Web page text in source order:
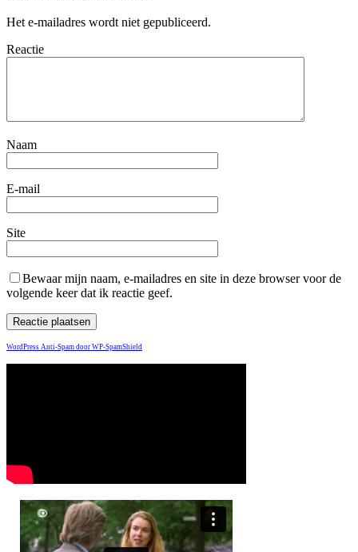
Het e-mailadres wordt niet gepubliceerd.
Reactie
Naam
E-mail
Site
Bewaar mijn naam, e-mailadres en site in deze browser voor de
volgende keer dat ik reactie geef.
WordPress Anti-Spam door WP-SpamShield